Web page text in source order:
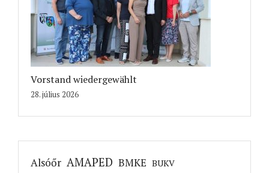
Vorstand wiedergewählt
28. július 2026
Alsóőr AMAPED BMKE BUKV